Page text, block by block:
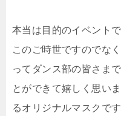
本当は目的のイベント
このご時世ですのでな
ってダンス部の皆さま
とができて嬉しく思い
るオリジナルマスクで